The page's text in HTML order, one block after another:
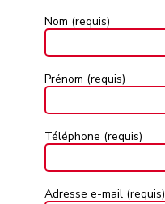
Nom (requis)
Prénom (requis)
Téléphone (requis)
Adresse e-mail (requis)